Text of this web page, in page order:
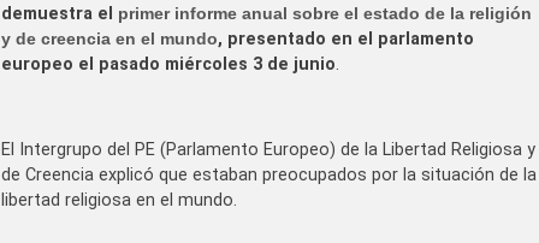
demuestra el primer informe anual sobre el estado de la religión
y de creencia en el mundo, presentado en el parlamento
europeo el pasado miércoles 3 de junio.
El Intergrupo del PE (Parlamento Europeo) de la Libertad Religiosa y
de Creencia explicó que estaban preocupados por la situación de la
libertad religiosa en el mundo.